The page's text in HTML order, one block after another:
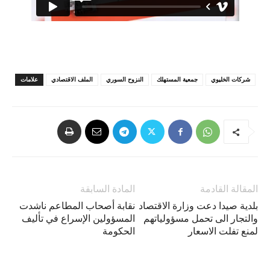
علامات الملف الاقتصادي النزوح السوري جمعية المستهلك شركات الخليوي
المادة السابقة
نقابة أصحاب المطاعم ناشدت
المسؤولين الإسراع في تأليف
الحكومة
المقالة القادمة
بلدية صيدا دعت وزارة الاقتصاد
والتجار الى تحمل مسؤولياتهم
لمنع تفلت الاسعار